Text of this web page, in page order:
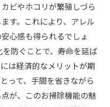
ビやホコリが繁殖しづら
す。これにより、アレル
心感も得られるでしょ
防ぐことで、寿命を延ば
は経済的なメリットが期
って、手間を省きながら
が、このお掃除機能の魅